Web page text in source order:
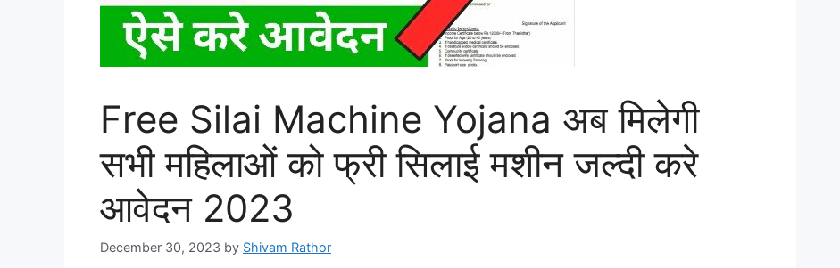
Free Silai Machine Yojana अब मिलेगी
सभी महिलाओं को फ्री सिलाई मशीन जल्दी करे
आवेदन 2023
December 30, 2023 by Shivam Rathor